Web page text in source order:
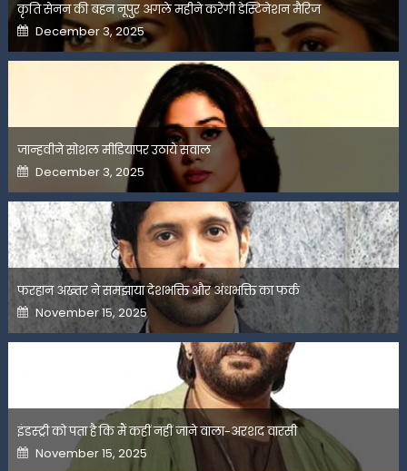
कृति सेनन की बहन नूपुर अगले महीने करेंगी डेस्टिनेशन मैरिज
Posted
on
December 3, 2025
जान्हवीने सोशल मीडियापर उठाये सवाल
Posted
on
December 3, 2025
फरहान अख्तर ने समझाया देशभक्ति और अंधभक्ति का फर्क
Posted
on
November 15, 2025
इंडस्ट्री को पता है कि मैं कहीं नहीं जाने वाला-अरशद वारसी
Posted
on
November 15, 2025